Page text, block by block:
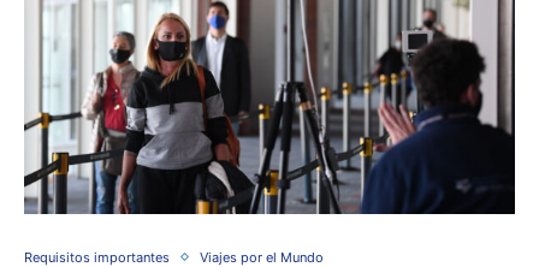
Requisitos importantes Viajes por el Mundo